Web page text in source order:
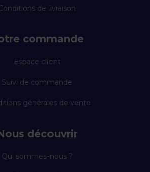
de livraison
commande
Espace client
Suivi de commande
générales de vente
découvrir
Qui sommes-nous ?